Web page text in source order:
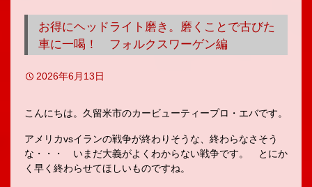
お得にヘッドライト磨き。磨くことで古びた
車に一喝！ フォルクスワーゲン編
2026年6月13日
こんにちは。久留米市のカービューティープロ・エバです。
アメリカvsイランの戦争が終わりそうな、終わらなさそう
な・・・ いまだ大義がよくわからない戦争です。 とにか
く早く終わらせてほしいものですね。